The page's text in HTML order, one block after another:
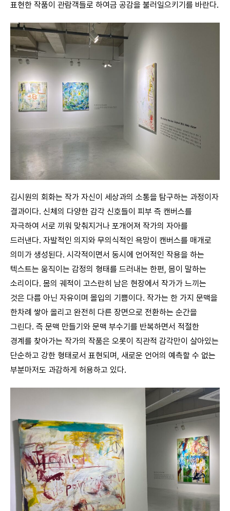
표현한 작품이 관람객들로 하여금 공감을 불러일으키기를 바란다.
김시원의 회화는 작가 자신이 세상과의 소통을 탐구하는 과정이자
결과이다. 신체의 다양한 감각 신호들이 피부 즉 캔버스를
자극하여 서로 끼워 맞춰지거나 포개어져 작가의 자아를
드러낸다. 자발적인 의지와 무의식적인 욕망이 캔버스를 매개로
의미가 생성된다. 시각적이면서 동시에 언어적인 작용을 하는
텍스트는 움직이는 감정의 형태를 드러내는 한편, 몸이 말하는
소리이다. 몸의 궤적이 고스란히 남은 현장에서 작가가 느끼는
것은 다름 아닌 자유이며 몰입의 기쁨이다. 작가는 한 가지 문맥을
한차례 쌓아 올리고 완전히 다른 장면으로 전환하는 순간을
그린다. 즉 문맥 만들기와 문맥 부수기를 반복하면서 적절한
경계를 찾아가는 작가의 작품은 오롯이 직관적 감각만이 살아있는
단순하고 강한 형태로서 표현되며, 새로운 언어의 예측할 수 없는
부분마저도 과감하게 허용하고 있다.